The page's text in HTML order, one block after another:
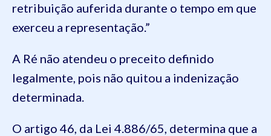
retribuição auferida durante o tempo em que
exerceu a representação.”
A Ré não atendeu o preceito definido
legalmente, pois não quitou a indenização
determinada.
O artigo 46, da Lei 4.886/65, determina que a